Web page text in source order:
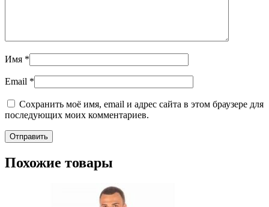
Имя *
Email *
Сохранить моё имя, email и адрес сайта в этом браузере для
последующих моих комментариев.
Похожие товары